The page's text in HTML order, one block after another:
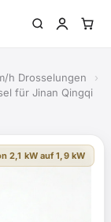
h Drosselungen
›
für Jinan Qingqi
2,1 kW auf 1,9 kW